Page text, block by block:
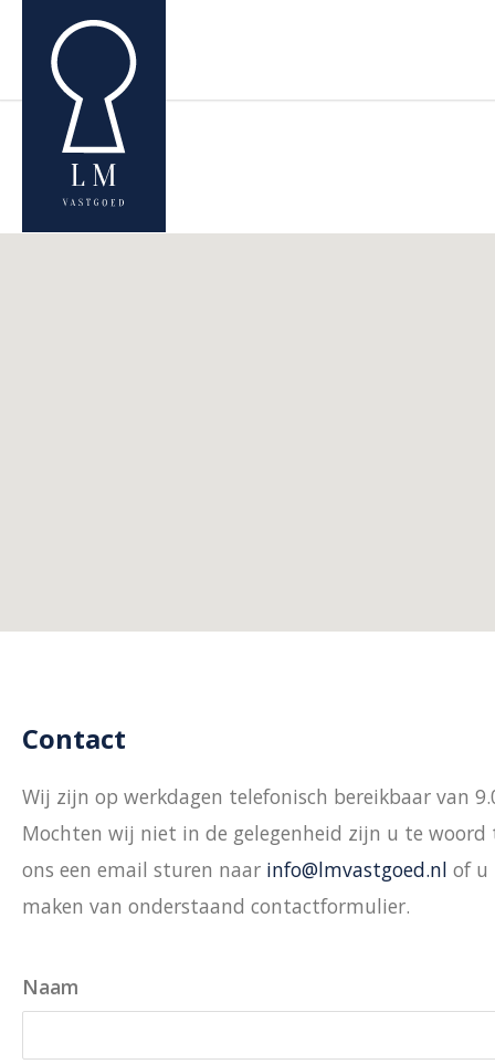
Contact
Wij zijn op werkdagen telefonisch bereikbaar van
Mochten wij niet in de gelegenheid zijn u te
ons een email sturen naar info@lmvastgoed.nl of u
maken van onderstaand contactformulier.
Naam